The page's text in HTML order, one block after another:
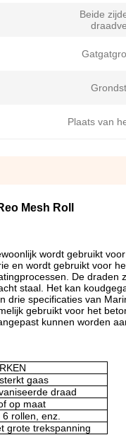
Beide
Plaats van
Mesh Roll
wordt gebruikt
en wordt gebruikt voor
De draden
staal. Het kan
specificaties van
gebruikt voor het
kunnen worden
gaas
draad
op maat
rollen, enz.
grote trekspanning